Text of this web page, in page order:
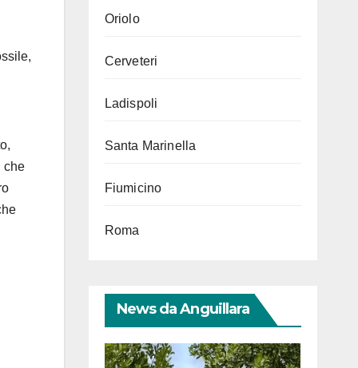
che
Oriolo
Cerveteri
Ladispoli
Santa Marinella
Fiumicino
Roma
News da Anguillara